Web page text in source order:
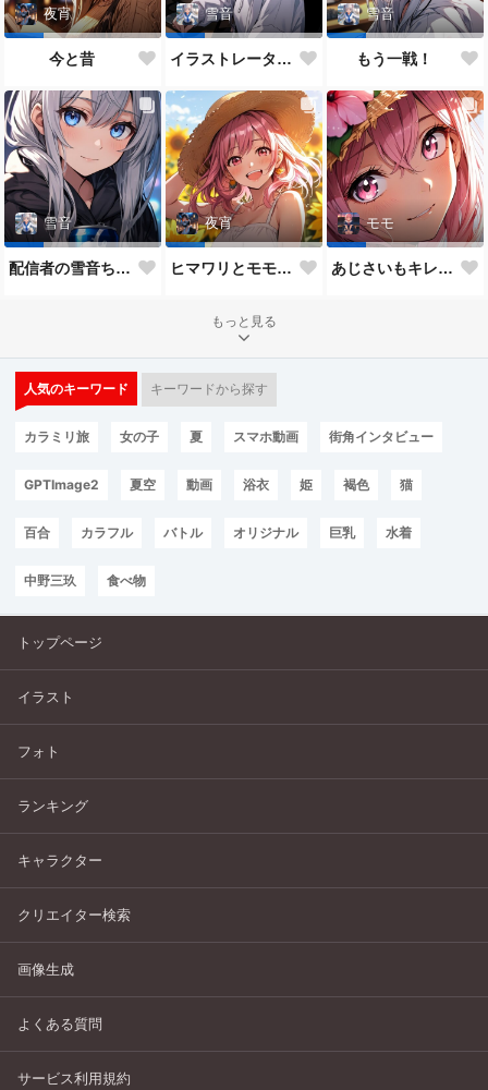
夜宵
今と昔
雪音
イラストレーター雪音ちゃん🎵
雪音
もう一戦！
雪音
配信者の雪音ちゃん
夜宵
ヒマワリとモモちゃん♥
モモ
あじさいもキレイだね♥
もっと見る
人気のキーワード キーワードから探す
カラミリ旅 女の子 夏 スマホ動画 街角インタビュー
GPTImage2 夏空 動画 浴衣 姫 褐色 猫
百合 カラフル バトル オリジナル 巨乳 水着
中野三玖 食べ物
トップページ
イラスト
フォト
ランキング
キャラクター
クリエイター検索
画像生成
よくある質問
サービス利用規約